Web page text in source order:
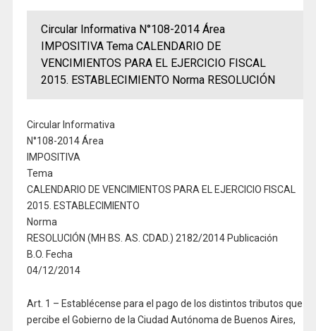
Circular Informativa N°108-2014 Área
IMPOSITIVA Tema CALENDARIO DE
VENCIMIENTOS PARA EL EJERCICIO FISCAL
2015. ESTABLECIMIENTO Norma RESOLUCIÓN
Circular Informativa
N°108-2014 Área
IMPOSITIVA
Tema
CALENDARIO DE VENCIMIENTOS PARA EL EJERCICIO FISCAL
2015. ESTABLECIMIENTO
Norma
RESOLUCIÓN (MH BS. AS. CDAD.) 2182/2014 Publicación
B.O. Fecha
04/12/2014
Art. 1 – Establécense para el pago de los distintos tributos que
percibe el Gobierno de la Ciudad Autónoma de Buenos Aires,